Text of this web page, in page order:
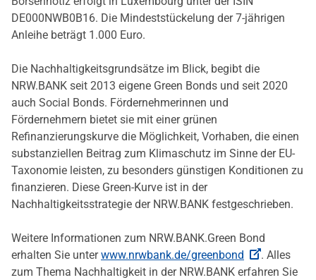
DE000NWB0B16. Die Mindeststückelung der 7-jährigen
Anleihe beträgt 1.000 Euro.
Die Nachhaltigkeitsgrundsätze im Blick, begibt die
NRW.BANK seit 2013 eigene Green Bonds und seit 2020
auch Social Bonds. Fördernehmerinnen und
Fördernehmern bietet sie mit einer grünen
Refinanzierungskurve die Möglichkeit, Vorhaben, die einen
substanziellen Beitrag zum Klimaschutz im Sinne der EU-
Taxonomie leisten, zu besonders günstigen Konditionen zu
finanzieren. Diese Green-Kurve ist in der
Nachhaltigkeitsstrategie der NRW.BANK festgeschrieben.
Weitere Informationen zum NRW.BANK.Green Bond
erhalten Sie unterwww.nrwbank.de/greenbond
. Alles
zum Thema Nachhaltigkeit in der NRW.BANK erfahren Sie